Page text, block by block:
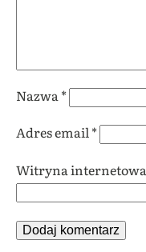
Nazwa*
Adres email*
Witryna internetowa